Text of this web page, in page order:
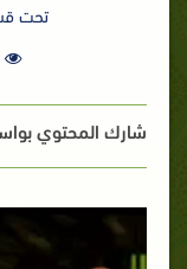
تحت
شارك المحتوي